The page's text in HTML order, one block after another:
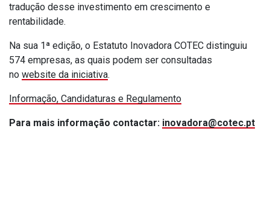
tradução desse investimento em crescimento e
rentabilidade.
Na sua 1ª edição, o Estatuto Inovadora COTEC distinguiu
574 empresas, as quais podem ser consultadas
no website da iniciativa.
Informação, Candidaturas e Regulamento
Para mais informação contactar: inovadora@cotec.pt